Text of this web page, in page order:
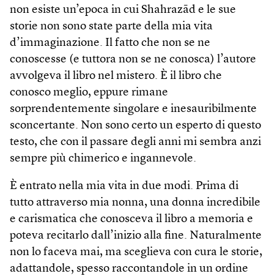
non esiste un’epoca in cui Shahrazād e le sue
storie non sono state parte della mia vita
d’immaginazione. Il fatto che non se ne
conoscesse (e tuttora non se ne conosca) l’autore
avvolgeva il libro nel mistero. È il libro che
conosco meglio, eppure rimane
sorprendentemente singolare e inesauribilmente
sconcertante. Non sono certo un esperto di questo
testo, che con il passare degli anni mi sembra anzi
sempre più chimerico e ingannevole.
È entrato nella mia vita in due modi. Prima di
tutto attraverso mia nonna, una donna incredibile
e carismatica che conosceva il libro a memoria e
poteva recitarlo dall’inizio alla fine. Naturalmente
non lo faceva mai, ma sceglieva con cura le storie,
adattandole, spesso raccontandole in un ordine